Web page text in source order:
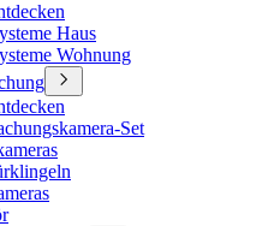
Haus
Wohnung
Set